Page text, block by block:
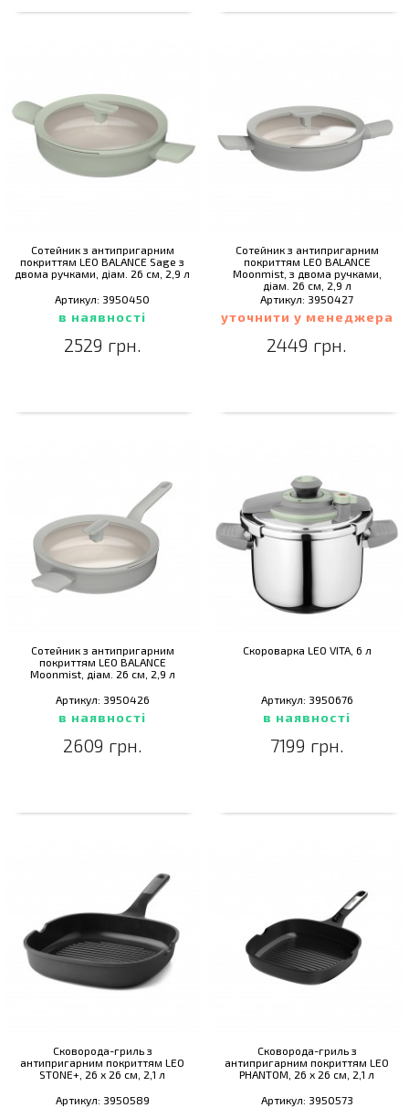
Сотейник з антипригарним
покриттям LEO BALANCE Sage з
двома ручками, діам. 26 см, 2,9 л
Артикул: 3950450
в наявності
2529 грн.
Сотейник з антипригарним
покриттям LEO BALANCE
Moonmist, з двома ручками,
діам. 26 см, 2,9 л
Артикул: 3950427
уточнити у менеджера
2449 грн.
Сотейник з антипригарним
покриттям LEO BALANCE
Moonmist, діам. 26 см, 2,9 л
Артикул: 3950426
в наявності
2609 грн.
Скороварка LEO VITA, 6 л
Артикул: 3950676
в наявності
7199 грн.
Сковорода-гриль з
антипригарним покриттям LEO
STONE+, 26 х 26 см, 2,1 л
Артикул: 3950589
Сковорода-гриль з
антипригарним покриттям LEO
PHANTOM, 26 х 26 см, 2,1 л
Артикул: 3950573